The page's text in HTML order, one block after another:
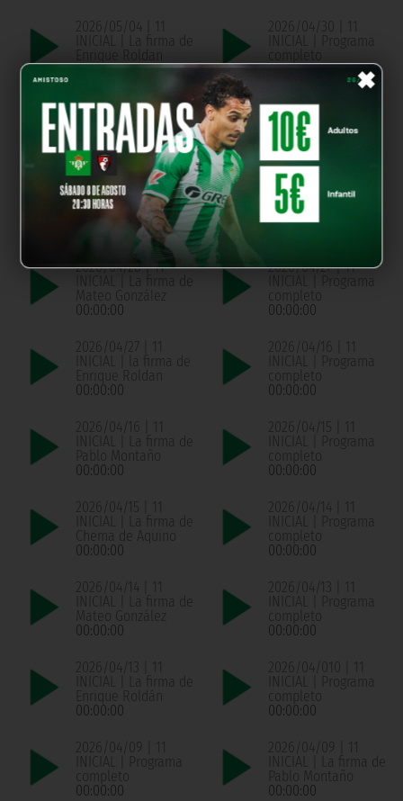
×
2026/05/04 | 11
INICIAL | La firma de
Enrique Roldan
00:00:00
2026/04/30 | 11
INICIAL | Programa
completo
00:00:00
2026/04/30 | 11
INICIAL | La firma de
Pablo Montaño
00:00:00
2026/04/29 | 11
INICIAL | Programa
completo
00:00:00
2026/04/29 | 11
INICIAL | La firma de
Chema de Aquino
2026/04/28 | 11
INICIAL | Programa
completo
2026/04/28 | 11
INICIAL | La firma de
Mateo González
00:00:00
2026/04/27 | 11
INICIAL | Programa
completo
00:00:00
2026/04/27 | 11
INICIAL | la firma de
Enrique Roldan
00:00:00
2026/04/16 | 11
INICIAL | Programa
completo
00:00:00
2026/04/16 | 11
INICIAL | La firma de
Pablo Montaño
00:00:00
2026/04/15 | 11
INICIAL | Programa
completo
00:00:00
2026/04/15 | 11
INICIAL | La firma de
Chema de Aquino
00:00:00
2026/04/14 | 11
INICIAL | Programa
completo
00:00:00
2026/04/14 | 11
INICIAL | La firma de
Mateo González
00:00:00
2026/04/13 | 11
INICIAL | Programa
completo
00:00:00
2026/04/13 | 11
INICIAL | La firma de
Enrique Roldán
00:00:00
2026/04/010 | 11
INICIAL | Programa
completo
00:00:00
2026/04/09 | 11
INICIAL | Programa
completo
00:00:00
2026/04/09 | 11
INICIAL | La firma de
Pablo Montaño
00:00:00